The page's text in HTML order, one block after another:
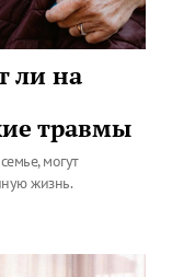
ли на
травмы
могут
жизнь.